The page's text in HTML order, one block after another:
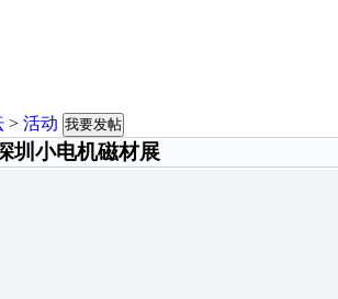
> 活动 我要发帖
圳小电机磁材展